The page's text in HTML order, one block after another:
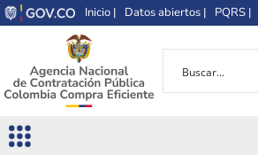
Inicio | Datos abiertos | PQRS |